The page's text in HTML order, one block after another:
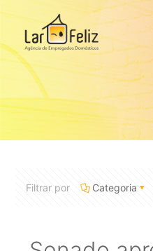
Filtrar por Categoria